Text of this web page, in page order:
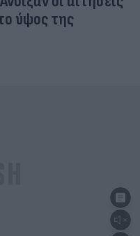
ύψος της